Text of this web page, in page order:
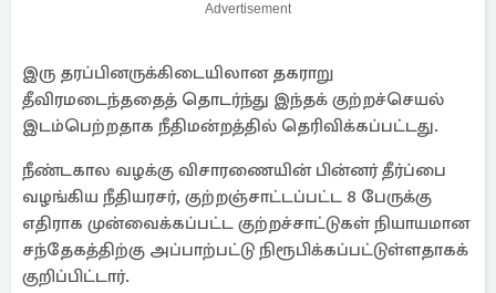
Advertisement
இரு தரப்பினருக்கிடையிலான தகராறு
தீவிரமடைந்ததைத் தொடர்ந்து இந்தக் குற்றச்செயல்
இடம்பெற்றதாக நீதிமன்றத்தில் தெரிவிக்கப்பட்டது.
நீண்டகால வழக்கு விசாரணையின் பின்னர் தீர்ப்பை
வழங்கிய நீதியரசர், குற்றஞ்சாட்டப்பட்ட 8 பேருக்கு
எதிராக முன்வைக்கப்பட்ட குற்றச்சாட்டுகள் நியாயமான
சந்தேகத்திற்கு அப்பாற்பட்டு நிரூபிக்கப்பட்டுள்ளதாகக்
குறிப்பிட்டார்.